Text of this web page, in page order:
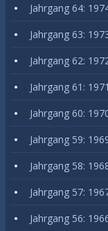
Jahrgang 64:
Jahrgang 63:
Jahrgang 62:
Jahrgang 61: 1971
Jahrgang 60:
Jahrgang 59:
Jahrgang 58:
Jahrgang 57:
Jahrgang 56: